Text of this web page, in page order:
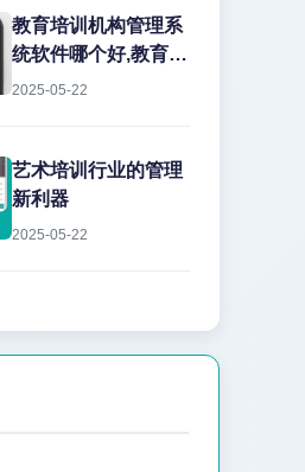
教育培训机构管理系
统软件哪个好,教育机
构管理软件怎么选?
2025-05-22
艺术培训行业的管理
新利器
2025-05-22